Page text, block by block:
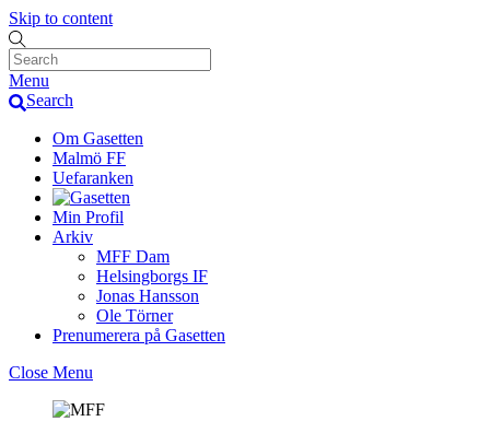
Skip to content
Menu
Search
Om Gasetten
Malmö FF
Uefaranken
Min Profil
Arkiv
MFF Dam
Helsingborgs IF
Jonas Hansson
Ole Törner
Prenumerera på Gasetten
Close Menu